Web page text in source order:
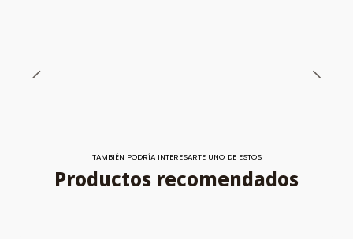
TAMBIÉN PODRÍA INTERESARTE UNO DE ESTOS
Productos recomendados